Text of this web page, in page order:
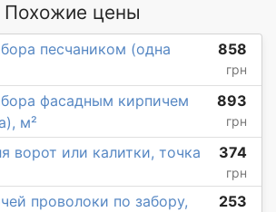
Похожие цены
песчаником (одна
858
грн
фасадным кирпичем
м²
893
грн
ворот или калитки, точка 374
грн
проволоки по забору,
253